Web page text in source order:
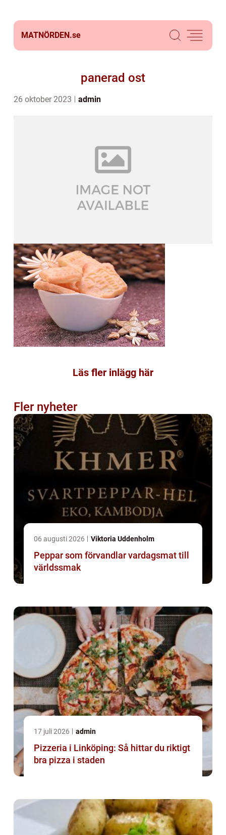
MATNÖRDEN.se
panerad ost
26 oktober 2023 admin
Läs fler inlägg här
Fler nyheter
06 augusti 2026 Viktoria Uddenholm
Peppar som förvandlar vardagsmat till
världssmak
17 juli 2026 admin
Pizzeria i Linköping: Så hittar du riktigt
bra pizza i staden